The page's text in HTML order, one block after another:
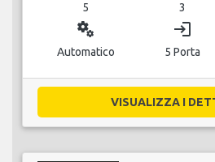
5 3
miscellaneous_services
Automatico
login
5 Porta
VISUALIZZA I